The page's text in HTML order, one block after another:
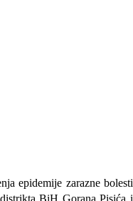
epidemije zarazne bolesti
BiH Gorana Pisića i